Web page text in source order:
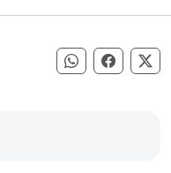
Compartir